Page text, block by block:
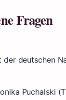
Fragen
deutschen
Puchalski